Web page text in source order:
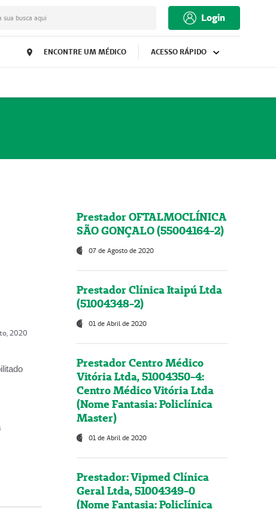
sua busca aqui Login
ENCONTRE UM MÉDICO ACESSO RÁPIDO
2020
Prestador OFTALMOCLÍNICA
SÃO GONÇALO (55004164-2)
07 de Agosto de 2020
Prestador Clínica Itaipú Ltda
(51004348-2)
01 de Abril de 2020
Prestador Centro Médico
Vitória Ltda, 51004350-4:
Centro Médico Vitória Ltda
(Nome Fantasia: Policlínica
Master)
01 de Abril de 2020
Prestador: Vipmed Clínica
Geral Ltda, 51004349-0
(Nome Fantasia: Policlínica